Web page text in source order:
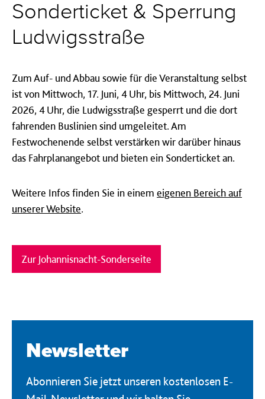
Sonderticket & Sperrung
Ludwigsstraße
Zum Auf- und Abbau sowie für die Veranstaltung selbst
ist von Mittwoch, 17. Juni, 4 Uhr, bis Mittwoch, 24. Juni
2026, 4 Uhr, die Ludwigsstraße gesperrt und die dort
fahrenden Buslinien sind umgeleitet. Am
Festwochenende selbst verstärken wir darüber hinaus
das Fahrplanangebot und bieten ein Sonderticket an.
Weitere Infos finden Sie in einem eigenen Bereich auf
unserer Website.
Zur Johannisnacht-Sonderseite
Newsletter
Abonnieren Sie jetzt unseren kostenlosen E-